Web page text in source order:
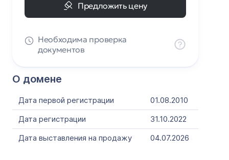
О домене
Дата первой регистрации
01.08.2010
Дата регистрации
31.10.2022
Дата выставления на продажу
04.07.2026
Предложить цену
Необходима проверка
документов